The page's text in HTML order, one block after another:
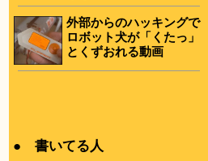
外部からのハッキングで
ロボット犬が「くたっ」
とくずおれる動画
● 書いてる人